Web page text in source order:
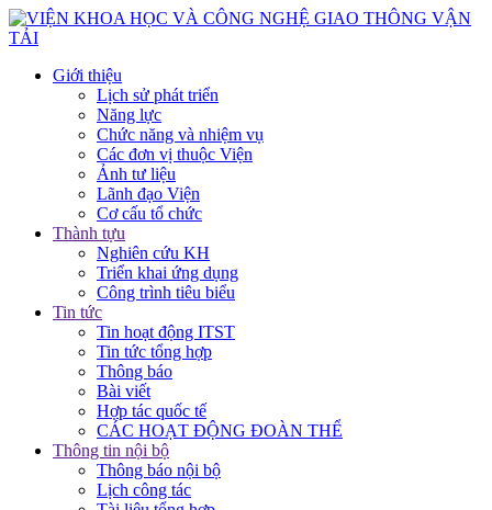
Giới thiệu
Lịch sử phát triển
Năng lực
Chức năng và nhiệm vụ
Các đơn vị thuộc Viện
Ảnh tư liệu
Lãnh đạo Viện
Cơ cấu tổ chức
Thành tựu
Nghiên cứu KH
Triển khai ứng dụng
Công trình tiêu biểu
Tin tức
Tin hoạt động ITST
Tin tức tổng hợp
Thông báo
Bài viết
Hợp tác quốc tế
CÁC HOẠT ĐỘNG ĐOÀN THỂ
Thông tin nội bộ
Thông báo nội bộ
Lịch công tác